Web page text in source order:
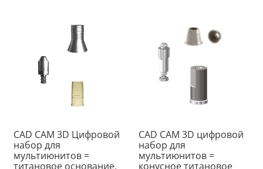
CAD CAM 3D Цифровой
набор для
мультиюнитов =
титановое основание,
CAD CAM 3D цифровой
набор для
мультиюнитов =
конусное титановое